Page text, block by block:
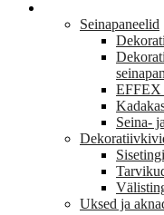
Seinapaneelid
EFFEX
Seina-
Uksed ja